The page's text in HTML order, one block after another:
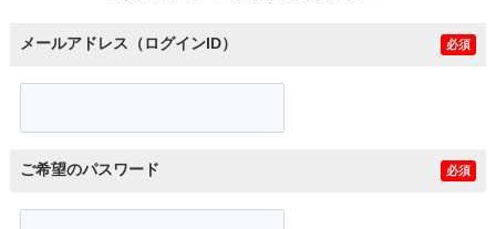
メールアドレス（ログインID） 必須
ご希望のパスワード 必須